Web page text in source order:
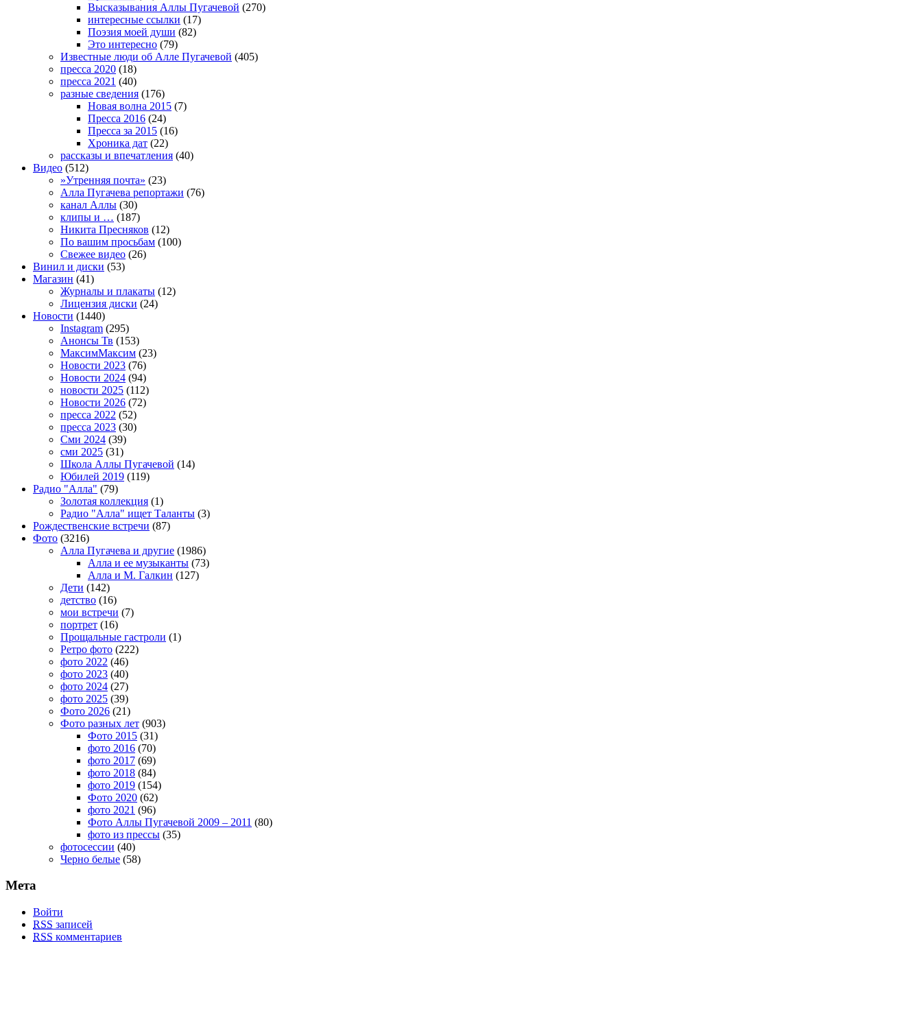
Высказывания Аллы Пугачевой (270)
интересные ссылки (17)
Поэзия моей души (82)
Это интересно (79)
Известные люди об Алле Пугачевой (405)
пресса 2020 (18)
пресса 2021 (40)
разные сведения (176)
Новая волна 2015 (7)
Пресса 2016 (24)
Пресса за 2015 (16)
Хроника дат (22)
рассказы и впечатления (40)
Видео (512)
»Утренняя почта» (23)
Алла Пугачева репортажи (76)
канал Аллы (30)
клипы и … (187)
Никита Пресняков (12)
По вашим просьбам (100)
Свежее видео (26)
Винил и диски (53)
Магазин (41)
Журналы и плакаты (12)
Лицензия диски (24)
Новости (1440)
Instagram (295)
Анонсы Тв (153)
МаксимМаксим (23)
Новости 2023 (76)
Новости 2024 (94)
новости 2025 (112)
Новости 2026 (72)
пресса 2022 (52)
пресса 2023 (30)
Сми 2024 (39)
сми 2025 (31)
Школа Аллы Пугачевой (14)
Юбилей 2019 (119)
Радио "Алла" (79)
Золотая коллекция (1)
Радио "Алла" ищет Таланты (3)
Рождественские встречи (87)
Фото (3216)
Алла Пугачева и другие (1986)
Алла и ее музыканты (73)
Алла и М. Галкин (127)
Дети (142)
детство (16)
мои встречи (7)
портрет (16)
Прощальные гастроли (1)
Ретро фото (222)
фото 2022 (46)
фото 2023 (40)
фото 2024 (27)
фото 2025 (39)
Фото 2026 (21)
Фото разных лет (903)
Фото 2015 (31)
фото 2016 (70)
фото 2017 (69)
фото 2018 (84)
фото 2019 (154)
Фото 2020 (62)
фото 2021 (96)
Фото Аллы Пугачевой 2009 – 2011 (80)
фото из прессы (35)
фотосессии (40)
Черно белые (58)
Мета
Войти
RSS записей
RSS комментариев